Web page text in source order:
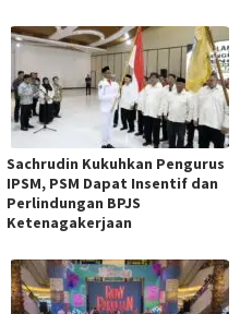
Sachrudin Kukuhkan Pengurus
IPSM, PSM Dapat Insentif dan
Perlindungan BPJS
Ketenagakerjaan